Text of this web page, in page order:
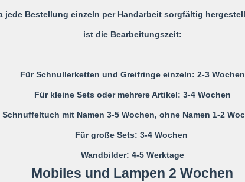
Es wird ausdrücklich
Risiken übernommen
Alle möglichen Unfälle
Strangulieren ect. können
werden!
Bitte beachten Sie die
Reinigung: Sie können
jede Bestellung einzeln per Handarbeit sorgfältig
ist die Bearbeitungszeit:
Für Schnullerketten und Greifringe einzeln: 2-3 Wochen
Für kleine Sets oder mehrere Artikel: 3-4 Wochen
Schnuffeltuch mit Namen 3-5 Wochen, ohne Namen 1-2
Für große Sets: 3-4 Wochen
Wandbilder: 4-5 Werktage
Mobiles und Lampen 2 Wochen